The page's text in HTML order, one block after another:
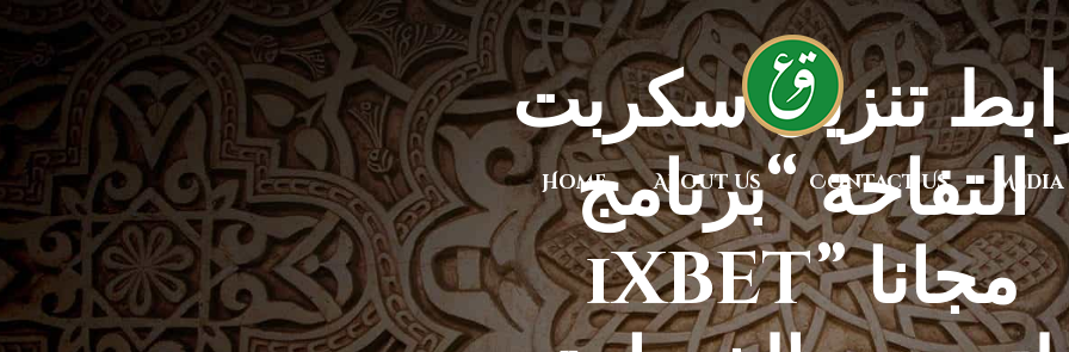
Home About Us Contact Us Media
تنزيل سكربت
التفاحة “برنامج
1xbet” مجانا